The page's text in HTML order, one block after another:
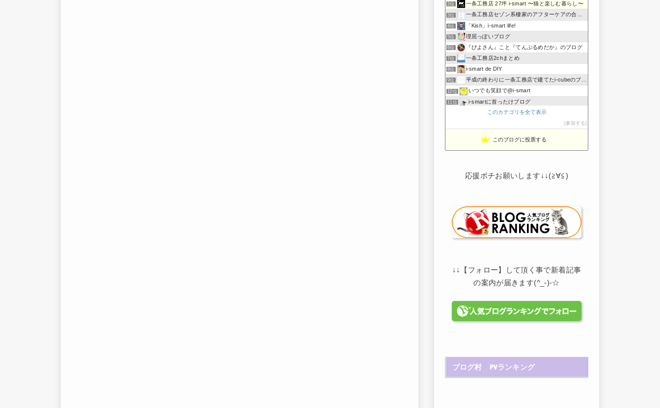
2位 一条工務店 27坪 i-smart 〜猫と楽しむ暮らし〜
3位 一条工務店セゾン系棲家のアフターケアの合間に綴るブログ
4位 「Kish」i-smart life!
5位 理屈っぽいブログ
6位 『ぴよさん』こと『てんぷるめだか』のブログ
7位 一条工務店2chまとめ
8位 i-smart de DIY
9位 平成の終わりに一条工務店で建てたi-cubeのブログ
10位 いつでも笑顔で@i-smart
11位 i-smartに首ったけブログ
節約しないエコライフ
このカテゴリを全て表示
参加する
このブログに投票する
応援ポチお願いします↓↓(≧∀≦)
↓↓【フォロー】して頂く事で新着記事
の案内が届きます(^_-)-☆
ブログ村 PVランキング